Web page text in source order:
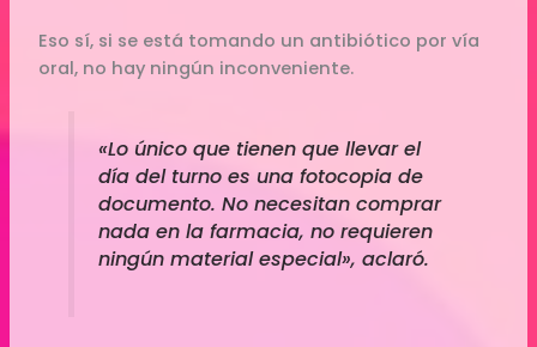
Eso sí, si se está tomando un antibiótico por vía
oral, no hay ningún inconveniente.
«Lo único que tienen que llevar el
día del turno es una fotocopia de
documento. No necesitan comprar
nada en la farmacia, no requieren
ningún material especial», aclaró.